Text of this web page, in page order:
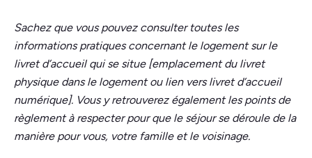
Sachez que vous pouvez consulter toutes les
informations pratiques concernant le logement sur le
livret d’accueil qui se situe [emplacement du livret
physique dans le logement ou lien vers livret d’accueil
numérique]. Vous y retrouverez également les points de
règlement à respecter pour que le séjour se déroule de la
manière pour vous, votre famille et le voisinage.